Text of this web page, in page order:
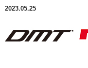
2023.05.25